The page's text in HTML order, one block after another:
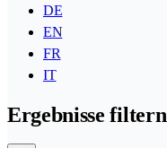
DE
EN
FR
IT
Ergebnisse filtern